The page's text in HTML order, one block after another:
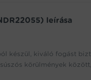
leírása
készül, kiváló fogást
körülmények